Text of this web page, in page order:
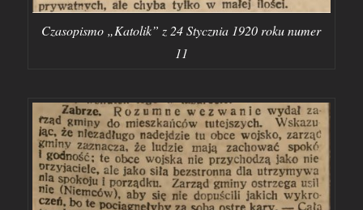
Czasopismo „Katolik” z 24 Stycznia 1920 roku numer
11